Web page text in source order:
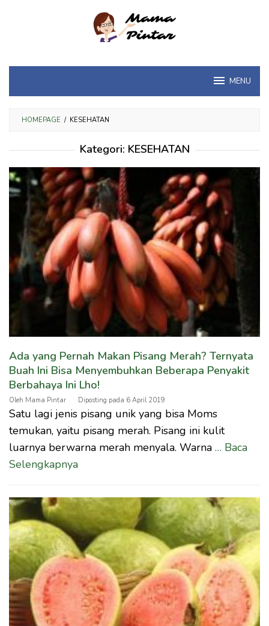
MENU
HOMEPAGE / KESEHATAN
Kategori: KESEHATAN
Ada yang Pernah Makan Pisang Merah? Ternyata
Buah Ini Bisa Menyembuhkan Beberapa Penyakit
Berbahaya Ini Lho!
Oleh Mama Pintar Diposting pada 6 April 2019
Satu lagi jenis pisang unik yang bisa Moms
temukan, yaitu pisang merah. Pisang ini kulit
luarnya berwarna merah menyala. Warna … Baca
Selengkapnya